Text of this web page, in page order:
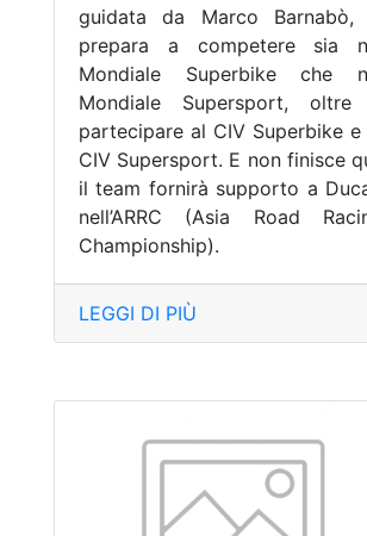
guidata da Marco Barnabò,
prepara a competere sia
Mondiale Superbike che
Mondiale Supersport, oltre
partecipare al CIV Superbike e
CIV Supersport. E non finisce
il team fornirà supporto a
nell’ARRC (Asia Road
Championship).
LEGGI DI PIÙ